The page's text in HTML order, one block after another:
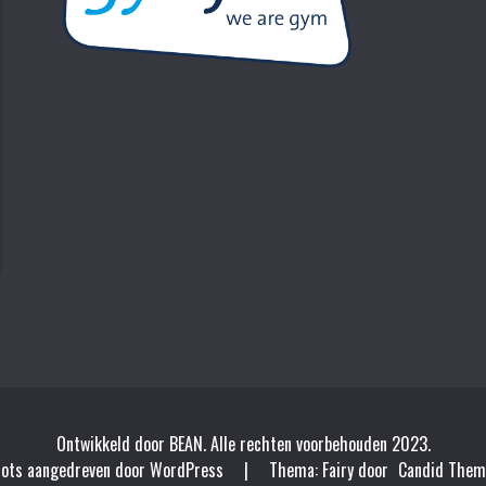
Ontwikkeld door BEAN. Alle rechten voorbehouden 2023.
aangedreven door WordPress
| Thema: Fairy door Candid